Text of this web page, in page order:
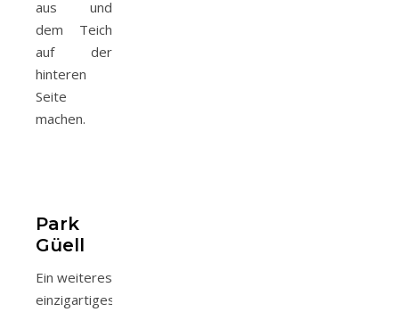
aus und
dem Teich
auf der
hinteren
Seite
machen.
Park
Güell
Ein weiteres
einzigartiges